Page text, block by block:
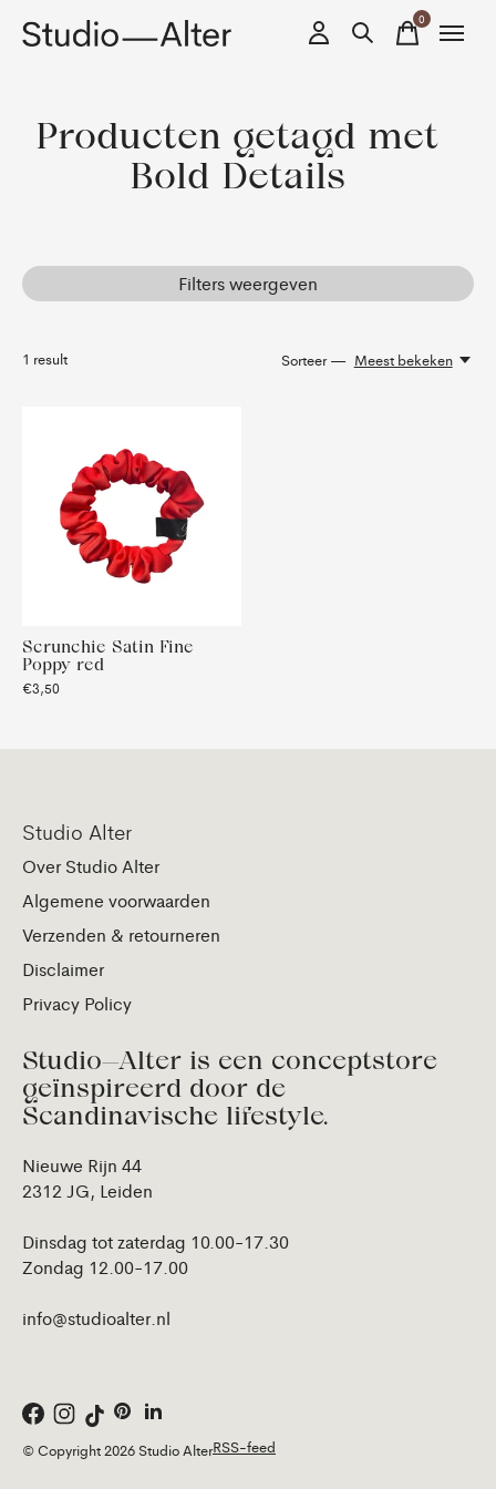
0items
Producten getagd met
Bold Details
Filters weergeven
1 result Sorteer — Meest bekeken
Scrunchie Satin Fine
Poppy red
€3,50
Studio Alter
Over Studio Alter
Algemene voorwaarden
Verzenden & retourneren
Disclaimer
Privacy Policy
Studio—Alter is een conceptstore
geïnspireerd door de
Scandinavische lifestyle.
Nieuwe Rijn 44
2312 JG, Leiden
Dinsdag tot zaterdag 10.00-17.30
Zondag 12.00-17.00
info@studioalter.nl
© Copyright 2026 Studio AlterRSS-feed